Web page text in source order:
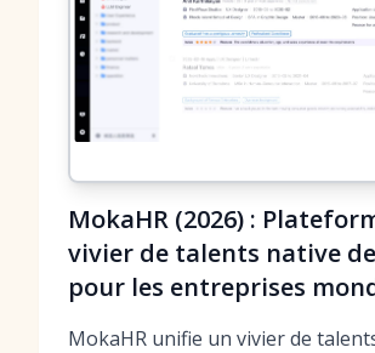
MokaHR (2026) :
vivier de talents native
pour les entreprises
MokaHR unifie un vivier de